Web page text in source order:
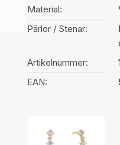
Material:
Pärlor / Stenar:
Artikelnummer:
EAN: